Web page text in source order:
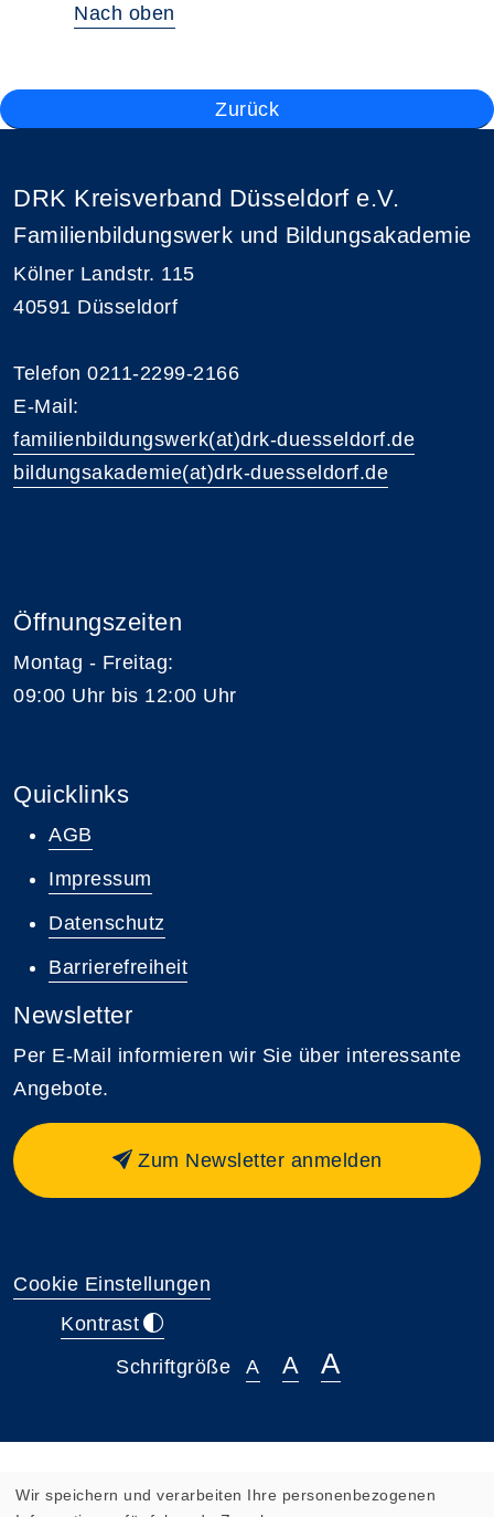
Nach oben
Zurück
DRK Kreisverband Düsseldorf e.V.
Familienbildungswerk und Bildungsakademie
Kölner Landstr. 115
40591 Düsseldorf
Telefon 0211-2299-2166
E-Mail:
familienbildungswerk(at)drk-duesseldorf.de
bildungsakademie(at)drk-duesseldorf.de
Öffnungszeiten
Montag - Freitag:
09:00 Uhr bis 12:00 Uhr
Quicklinks
AGB
Impressum
Datenschutz
Barrierefreiheit
Newsletter
Per E-Mail informieren wir Sie über interessante
Angebote.
Zum Newsletter anmelden
Cookie Einstellungen
Kontrast
Schriftgröße
A A A
Wir speichern und verarbeiten Ihre personenbezogenen